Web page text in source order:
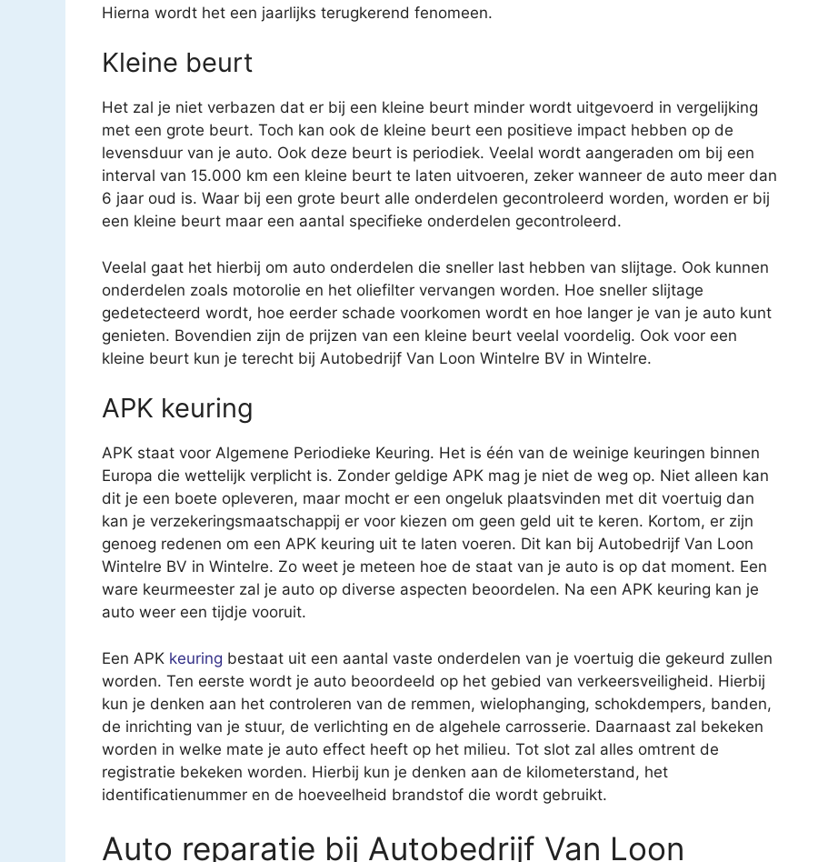
Hierna wordt het een jaarlijks terugkerend fenomeen.
Kleine beurt
Het zal je niet verbazen dat er bij een kleine beurt minder wordt uitgevoerd in vergelijking
met een grote beurt. Toch kan ook de kleine beurt een positieve impact hebben op de
levensduur van je auto. Ook deze beurt is periodiek. Veelal wordt aangeraden om bij een
interval van 15.000 km een kleine beurt te laten uitvoeren, zeker wanneer de auto meer dan
6 jaar oud is. Waar bij een grote beurt alle onderdelen gecontroleerd worden, worden er bij
een kleine beurt maar een aantal specifieke onderdelen gecontroleerd.
Veelal gaat het hierbij om auto onderdelen die sneller last hebben van slijtage. Ook kunnen
onderdelen zoals motorolie en het oliefilter vervangen worden. Hoe sneller slijtage
gedetecteerd wordt, hoe eerder schade voorkomen wordt en hoe langer je van je auto kunt
genieten. Bovendien zijn de prijzen van een kleine beurt veelal voordelig. Ook voor een
kleine beurt kun je terecht bij Autobedrijf Van Loon Wintelre BV in Wintelre.
APK keuring
APK staat voor Algemene Periodieke Keuring. Het is één van de weinige keuringen binnen
Europa die wettelijk verplicht is. Zonder geldige APK mag je niet de weg op. Niet alleen kan
dit je een boete opleveren, maar mocht er een ongeluk plaatsvinden met dit voertuig dan
kan je verzekeringsmaatschappij er voor kiezen om geen geld uit te keren. Kortom, er zijn
genoeg redenen om een APK keuring uit te laten voeren. Dit kan bij Autobedrijf Van Loon
Wintelre BV in Wintelre. Zo weet je meteen hoe de staat van je auto is op dat moment. Een
ware keurmeester zal je auto op diverse aspecten beoordelen. Na een APK keuring kan je
auto weer een tijdje vooruit.
Een APK keuring bestaat uit een aantal vaste onderdelen van je voertuig die gekeurd zullen
worden. Ten eerste wordt je auto beoordeeld op het gebied van verkeersveiligheid. Hierbij
kun je denken aan het controleren van de remmen, wielophanging, schokdempers, banden,
de inrichting van je stuur, de verlichting en de algehele carrosserie. Daarnaast zal bekeken
worden in welke mate je auto effect heeft op het milieu. Tot slot zal alles omtrent de
registratie bekeken worden. Hierbij kun je denken aan de kilometerstand, het
identificatienummer en de hoeveelheid brandstof die wordt gebruikt.
Auto reparatie bij Autobedrijf Van Loon